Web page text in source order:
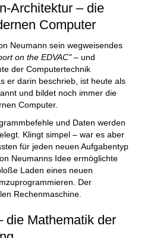
Architektur – die
Computer
Neumann sein wegweisendes
on the EDVAC"– und
der Computertechnik
er darin beschrieb, ist heute als
und bildet noch immer die
Computer.
und Daten werden
Klingt simpel – war es aber
für jeden neuen Aufgabentyp
Neumanns Idee ermöglichte
Laden eines neuen
Der
Rechenmaschine.
die Mathematik der